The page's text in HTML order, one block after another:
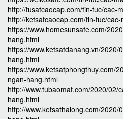
http://tusatcaocap.com/tin-tuc/cac-
http://ketsatcaocap.com/tin-tuc/
https://www.homesunsafe.com/
hang.html
https://www.ketsatdanang.vn/
hang.html
https://www.ketsatphongthuy.com/
ngan-hang.html
http://www.tubaomat.com/2020/02/
hang.html
http://www.ketsathalong.com/